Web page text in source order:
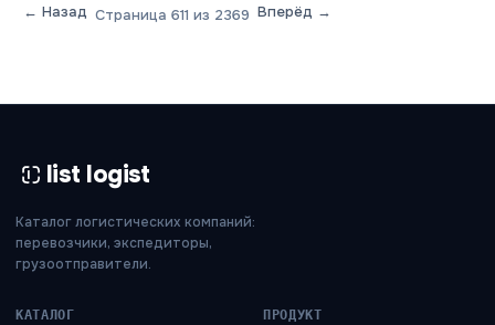
← Назад Страница 611 из 2369 Вперёд →
list logist
Каталог логистических компаний:
перевозчики, экспедиторы,
грузоотправители.
КАТАЛОГ ПРОДУКТ